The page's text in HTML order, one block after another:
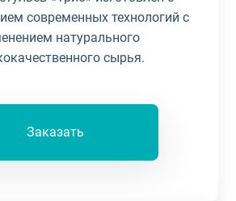
современных технологий с
натурального
сырья.
Заказать